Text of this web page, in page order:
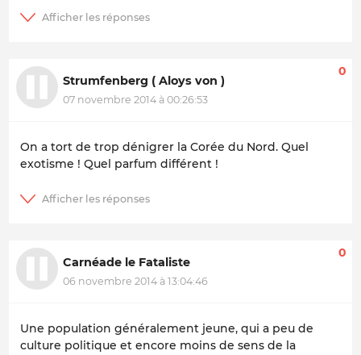
Strumfenberg ( Aloys von )
07 novembre 2014 à 00:26:53
0
On a tort de trop dénigrer la Corée du Nord. Quel
exotisme ! Quel parfum différent !
Carnéade le Fataliste
06 novembre 2014 à 13:04:46
0
Une population généralement jeune, qui a peu de
culture politique et encore moins de sens de la